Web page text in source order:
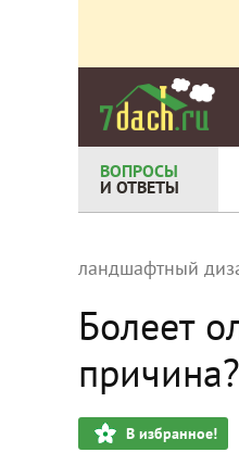
ВОПРОСЫ
И ОТВЕТЫ
ландшафтный
Болеет
причина?
В избранное!